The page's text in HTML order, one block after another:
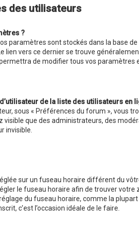
des utilisateurs
?
paramètres sont stockés dans la base
lien vers ce dernier se trouve
de modifier tous vos paramètres
de la liste des utilisateurs en
sous « Préférences du forum », vous
visible que des administrateurs, des
invisible.
sur un fuseau horaire différent du
le fuseau horaire afin de trouver votre
du fuseau horaire, comme la
c’est l’occasion idéale de le faire.